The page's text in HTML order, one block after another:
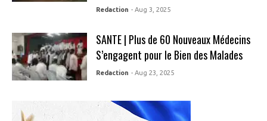
Redaction - Aug 3, 2025
SANTE | Plus de 60 Nouveaux Médecins
S’engagent pour le Bien des Malades
Redaction - Aug 23, 2025